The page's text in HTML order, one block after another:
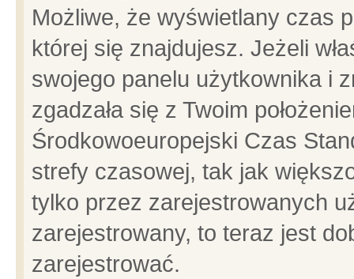
Możliwe, że wyświetlany czas
której się znajdujesz. Jeżeli
swojego panelu użytkownika i
zgadzała się z Twoim
Środkowoeuropejski Czas
strefy czasowej, tak jak
tylko przez zarejestrowanych
zarejestrowany, to teraz jest
zarejestrować.